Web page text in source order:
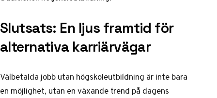
Slutsats: En ljus framtid för
alternativa karriärvägar
Välbetalda jobb utan högskoleutbildning är inte bara
en möjlighet, utan en växande trend på dagens